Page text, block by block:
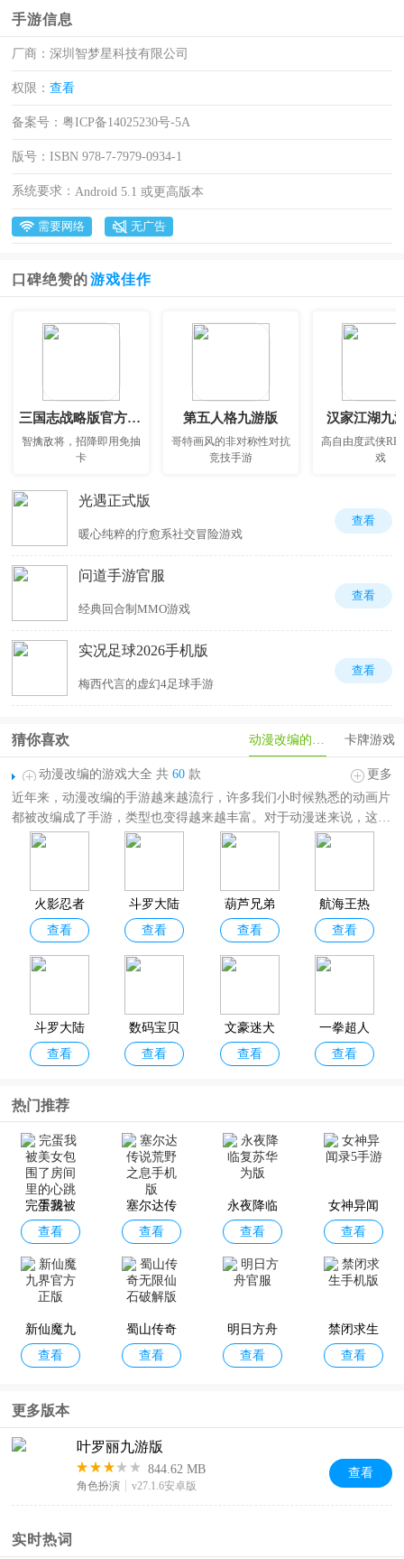
手游信息
厂商：深圳智梦星科技有限公司
权限：查看
备案号：粤ICP备14025230号-5A
版号：ISBN 978-7-7979-0934-1
系统要求： Android 5.1 或更高版本
需要网络 无广告
口碑绝赞的 游戏佳作
三国志战略版官方正版
智擒敌将，招降即用免抽
卡
第五人格九游版
哥特画风的非对称性对抗
竞技手游
汉家江湖九
高自由度武侠
戏
光遇正式版
暖心纯粹的疗愈系社交冒险游戏
查看
问道手游官服
经典回合制MMO游戏
查看
实况足球2026手机版
梅西代言的虚幻4足球手游
查看
动漫改编的游戏 卡牌游戏
猜你喜欢
动漫改编的游戏大全 共 60 款
更多
近年来，动漫改编的手游越来越流行，许多我们小时候熟悉的动画片
都被改编成了手游，类型也变得越来越丰富。对于动漫迷来说，这是
个绝佳的机会，可以亲身体验那些伴随童年的动画作品被改编成游戏
奥特曼传奇英雄、航海王热血航线、斗罗大陆武魂觉醒、天元突破红
莲螺岩、秦时明月
等，涵盖格斗、卡牌、回合制、竞技、二次元等多
种玩法，感兴趣的小伙伴快来下载体验吧！
火影忍者
手游
查看
斗罗大陆
武魂觉醒
官服
查看
葫芦兄弟
七子降妖
查看
航海王热
血航线官
服
查看
斗罗大陆
魂师对决
查看
数码宝贝
新世纪手
查看
文豪迷犬
怪奇谭台
查看
一拳超人
最强之男
查看
我叫MT经
典再现
查看
灌篮高手
官服
查看
妖精的尾
巴激斗
查看
我独自升
七龙珠激
战传说
查看
航海王强
者之路
查看
境界魂之
奥特曼传
方版
热门推荐
完蛋我被
美女包围
了房间里
的心跳手
查看
塞尔达传
说荒野之
息手机版
查看
永夜降临
复苏华为
版
查看
女神异闻
录5手游
查看
新仙魔九
界官方正
查看
蜀山传奇
无限仙石
查看
明日方舟
官服
查看
禁闭求生
手机版
查看
更多版本
叶罗丽九游版
844.62 MB
角色扮演 v27.1.6安卓版
查看
实时热词